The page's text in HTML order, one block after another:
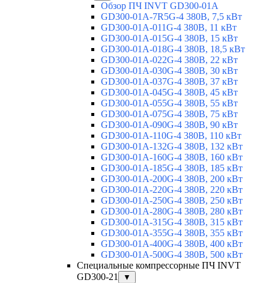
Обзор ПЧ INVT GD300-01A
GD300-01A-7R5G-4 380В, 7,5 кВт
GD300-01A-011G-4 380В, 11 кВт
GD300-01A-015G-4 380В, 15 кВт
GD300-01A-018G-4 380В, 18,5 кВт
GD300-01A-022G-4 380В, 22 кВт
GD300-01A-030G-4 380В, 30 кВт
GD300-01A-037G-4 380В, 37 кВт
GD300-01A-045G-4 380В, 45 кВт
GD300-01A-055G-4 380В, 55 кВт
GD300-01A-075G-4 380В, 75 кВт
GD300-01A-090G-4 380В, 90 кВт
GD300-01A-110G-4 380В, 110 кВт
GD300-01A-132G-4 380В, 132 кВт
GD300-01A-160G-4 380В, 160 кВт
GD300-01A-185G-4 380В, 185 кВт
GD300-01A-200G-4 380В, 200 кВт
GD300-01A-220G-4 380В, 220 кВт
GD300-01A-250G-4 380В, 250 кВт
GD300-01A-280G-4 380В, 280 кВт
GD300-01A-315G-4 380В, 315 кВт
GD300-01A-355G-4 380В, 355 кВт
GD300-01A-400G-4 380В, 400 кВт
GD300-01A-500G-4 380В, 500 кВт
Специальные компрессорные ПЧ INVT
GD300-21
▼